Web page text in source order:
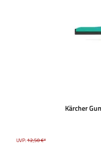
Kärcher
UVP:12,50 €*